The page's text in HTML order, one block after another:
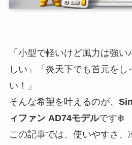
「小型で軽いけど風力は強
しい」「炎天下でも首元をし
い！」
そんな希望を叶えるのが、
ィファン AD74モデルです❄️
この記事では、使いやすさ、